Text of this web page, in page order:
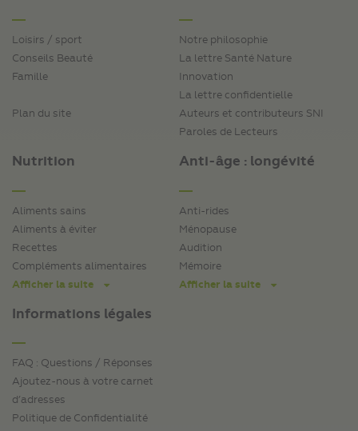
Loisirs / sport
Conseils Beauté
Famille
Plan du site
Notre philosophie
La lettre Santé Nature
Innovation
La lettre confidentielle
Auteurs et contributeurs SNI
Paroles de Lecteurs
Nutrition
Aliments sains
Aliments à éviter
Recettes
Compléments alimentaires
Afficher la suite
Informations légales
FAQ : Questions / Réponses
Ajoutez-nous à votre carnet
d’adresses
Politique de Confidentialité
Anti-âge : longévité
Anti-rides
Ménopause
Audition
Mémoire
Afficher la suite